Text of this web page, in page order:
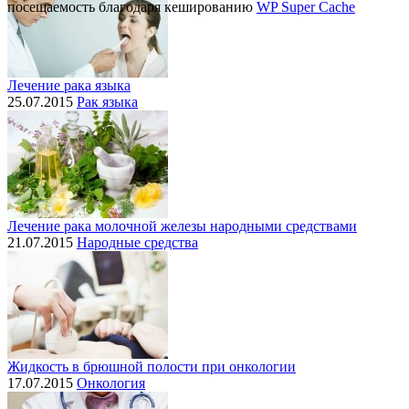
Лечение рака языка
25.07.2015 Рак языка
Лечение рака молочной железы народными средствами
21.07.2015 Народные средства
Жидкость в брюшной полости при онкологии
17.07.2015 Онкология
посещаемость благодаря кешированию WP Super Cache